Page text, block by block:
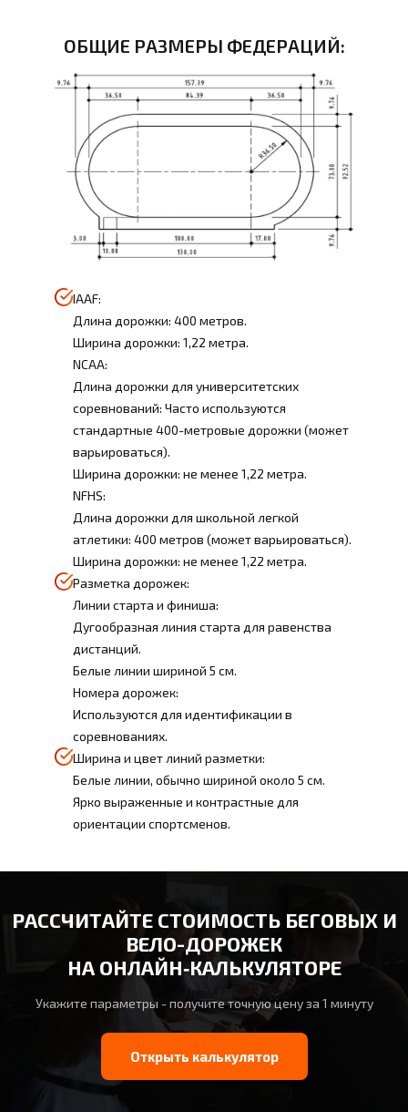
ОБЩИЕ РАЗМЕРЫ ФЕДЕРАЦИЙ:
IAAF:
Длина дорожки: 400 метров.
Ширина дорожки: 1,22 метра.
NCAA:
Длина дорожки для университетских
соревнований: Часто используются
стандартные 400-метровые дорожки (может
варьироваться).
Ширина дорожки: не менее 1,22 метра.
NFHS:
Длина дорожки для школьной легкой
атлетики: 400 метров (может варьироваться).
Ширина дорожки: не менее 1,22 метра.
Разметка дорожек:
Линии старта и финиша:
Дугообразная линия старта для равенства
дистанций.
Белые линии шириной 5 см.
Номера дорожек:
Используются для идентификации в
соревнованиях.
Ширина и цвет линий разметки:
Белые линии, обычно шириной около 5 см.
Ярко выраженные и контрастные для
ориентации спортсменов.
РАССЧИТАЙТЕ СТОИМОСТЬ БЕГОВЫХ И
ВЕЛО-ДОРОЖЕК
НА ОНЛАЙН‑КАЛЬКУЛЯТОРЕ
Укажите параметры - получите точную цену за 1 минуту
Открыть калькулятор